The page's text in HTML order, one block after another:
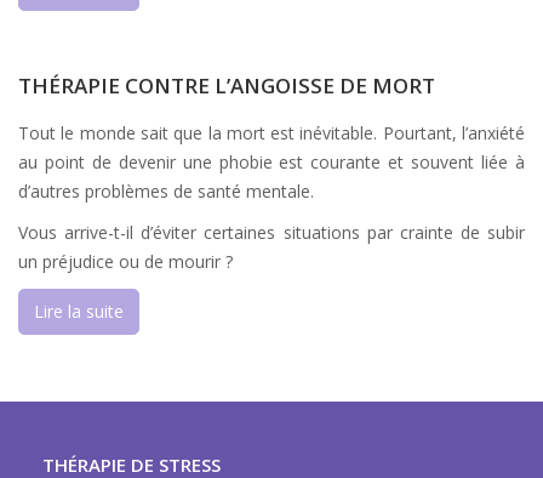
THÉRAPIE CONTRE L’ANGOISSE DE MORT
Tout le monde sait que la mort est inévitable. Pourtant, l’anxiété
au point de devenir une phobie est courante et souvent liée à
d’autres problèmes de santé mentale.
Vous arrive-t-il d’éviter certaines situations par crainte de subir
un préjudice ou de mourir ?
Lire la suite
THÉRAPIE DE STRESS